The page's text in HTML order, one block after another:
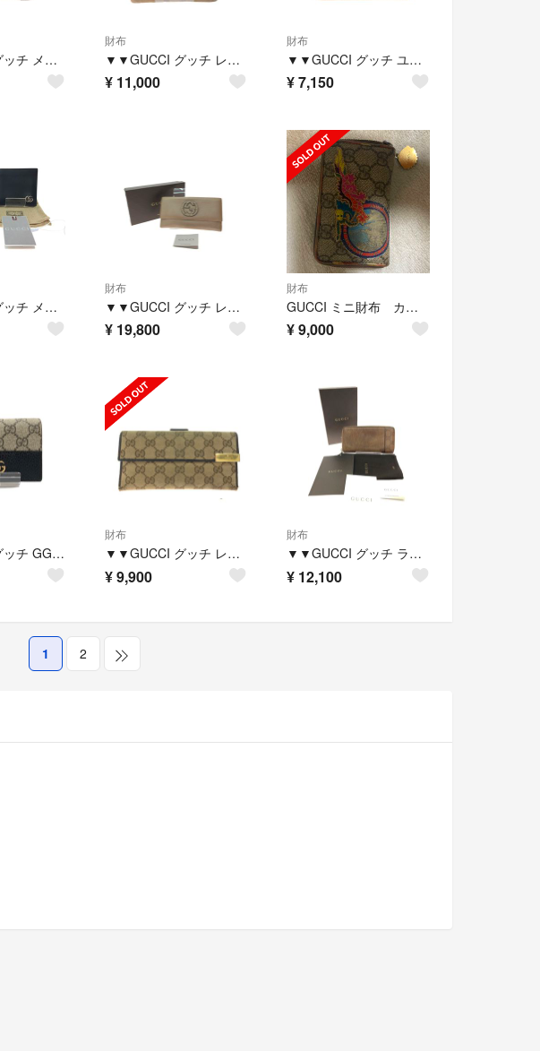
▼▼GUCCI グッチ メンズ 二つ折財布 グッチシマ レザー 146223 ブラウン
財布
▼▼GUCCI グッチ レディース 二つ折り財布 ジャッキー スエード レザー ベージュ
¥ 11,000
財布
▼▼GUCCI グッチ ユニセックス Wホック 二つ折り財布 ジャッキー 金具 コンパクトウォレット 035 2778 2131
¥7,150
▼▼GUCCI グッチ メンズ 二つ折り財布 GGマーモント レザー 428725 ブラック
財布
▼▼GUCCI グッチ レディース 長財布 インターロッキングG Wホック レザー 231843 ベージュ
¥ 19,800
財布
GUCCI ミニ財布 カードケース
¥9,000
〇〇GUCCI グッチ GGマーモント GGスプリーム ミニウォレット 二つ折り財布 658610 ベージュ x 財布
財布
▼▼GUCCI グッチ レディース 長財布 GGキャンバス Wホック 角スレ有 257012
¥9,900
財布
▼▼GUCCI グッチ ラウンドファスナー 長財布 GG シマレザー 箱付 256439・496334 ブラウン
¥ 12,100
1 2